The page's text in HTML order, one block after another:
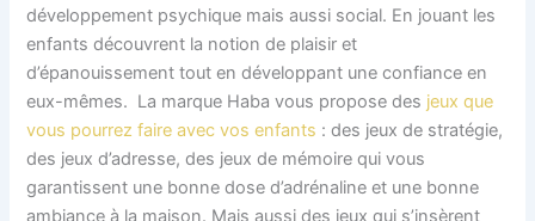
développement psychique mais aussi social. En jouant les
enfants découvrent la notion de plaisir et
d’épanouissement tout en développant une confiance en
eux-mêmes. La marque Haba vous propose des jeux que
vous pourrez faire avec vos enfants : des jeux de stratégie,
des jeux d’adresse, des jeux de mémoire qui vous
garantissent une bonne dose d’adrénaline et une bonne